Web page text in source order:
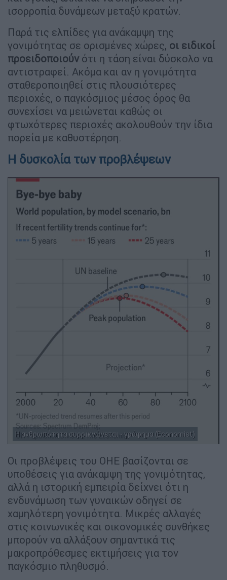
ισορροπία δυνάμεων μεταξύ κρατών.
Παρά τις ελπίδες για ανάκαμψη της
γονιμότητας σε ορισμένες χώρες, οι ειδικοί
προειδοποιούν ότι η τάση είναι δύσκολο να
αντιστραφεί. Ακόμα και αν η γονιμότητα
σταθεροποιηθεί στις πλουσιότερες
περιοχές, ο παγκόσμιος μέσος όρος θα
συνεχίσει να μειώνεται καθώς οι
φτωχότερες περιοχές ακολουθούν την ίδια
πορεία με καθυστέρηση.
Η δυσκολία των προβλέψεων
Η ανθρωπότητα συρρικνώνεται - γράφημα (Economist)
Οι προβλέψεις του ΟΗΕ βασίζονται σε
υποθέσεις για ανάκαμψη της γονιμότητας,
αλλά η ιστορική εμπειρία δείχνει ότι η
ενδυνάμωση των γυναικών οδηγεί σε
χαμηλότερη γονιμότητα. Μικρές αλλαγές
στις κοινωνικές και οικονομικές συνθήκες
μπορούν να αλλάξουν σημαντικά τις
μακροπρόθεσμες εκτιμήσεις για τον
παγκόσμιο πληθυσμό.